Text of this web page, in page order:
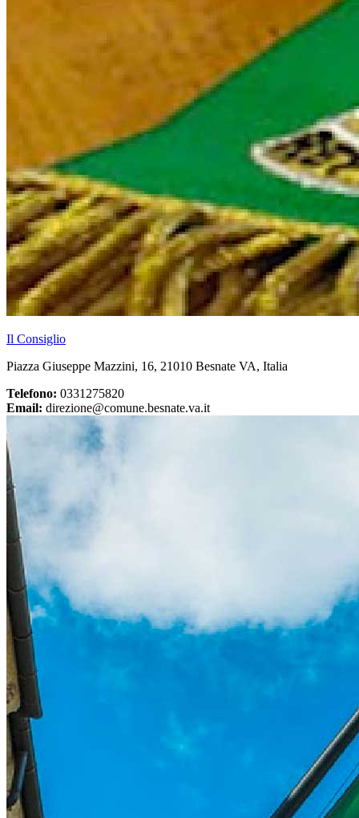
Il Consiglio
Piazza Giuseppe Mazzini, 16, 21010 Besnate VA, Italia
Telefono: 0331275820
Email: direzione@comune.besnate.va.it